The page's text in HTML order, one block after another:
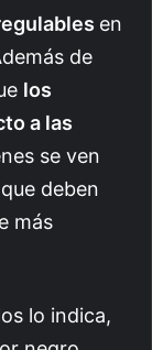
en
de
los
a las
se ven
deben
más
lo indica,